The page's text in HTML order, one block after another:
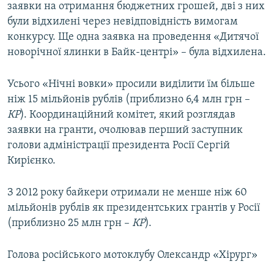
заявки на отримання бюджетних грошей, дві з них
були відхилені через невідповідність вимогам
конкурсу. Ще одна заявка на проведення «Дитячої
новорічної ялинки в Байк-центрі» – була відхилена.
Усього «Нічні вовки» просили виділити їм більше
ніж 15 мільйонів рублів (приблизно 6,4 млн грн –
КР). Координаційний комітет, який розглядав
заявки на гранти, очолював перший заступник
голови адміністрації президента Росії Сергій
Кирієнко.
З 2012 року байкери отримали не менше ніж 60
мільйонів рублів як президентських грантів у Росії
(приблизно 25 млн грн – КР).
Голова російського мотоклубу Олександр «Хірург»